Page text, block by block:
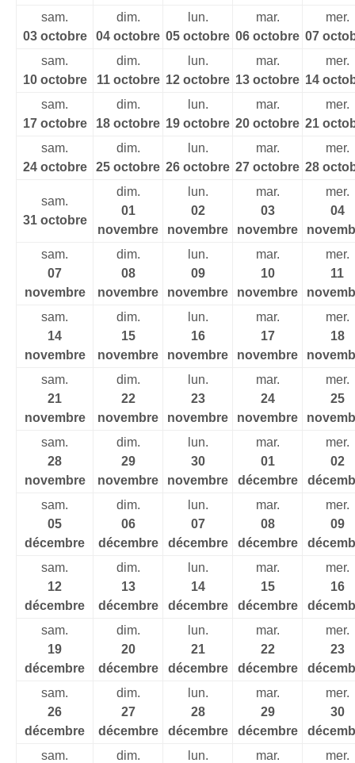
sam.
03 octobre
dim.
04 octobre
lun.
05 octobre
mar.
06 octobre
mer.
07
sam.
10 octobre
dim.
11 octobre
lun.
12 octobre
mar.
13 octobre
mer.
14
sam.
17 octobre
dim.
18 octobre
lun.
19 octobre
mar.
20 octobre
mer.
21
sam.
24 octobre
dim.
25 octobre
lun.
26 octobre
mar.
27 octobre
mer.
28
sam.
31 octobre
dim.
01
novembre
lun.
02
novembre
mar.
03
novembre
mer.
04
sam.
07
novembre
dim.
08
novembre
lun.
09
novembre
mar.
10
novembre
mer.
11
sam.
14
novembre
dim.
15
novembre
lun.
16
novembre
mar.
17
novembre
mer.
18
sam.
21
novembre
dim.
22
novembre
lun.
23
novembre
mar.
24
novembre
mer.
25
sam.
28
novembre
dim.
29
novembre
lun.
30
novembre
mar.
01
décembre
mer.
02
sam.
05
décembre
dim.
06
décembre
lun.
07
décembre
mar.
08
décembre
mer.
09
sam.
12
décembre
dim.
13
décembre
lun.
14
décembre
mar.
15
décembre
mer.
16
sam.
19
décembre
dim.
20
décembre
lun.
21
décembre
mar.
22
décembre
mer.
23
sam.
26
décembre
dim.
27
décembre
lun.
28
décembre
mar.
29
décembre
mer.
30
sam.
dim.
lun.
mar.
mer.